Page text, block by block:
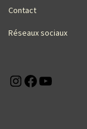
Contact
Réseaux sociaux
Instagram
Facebook